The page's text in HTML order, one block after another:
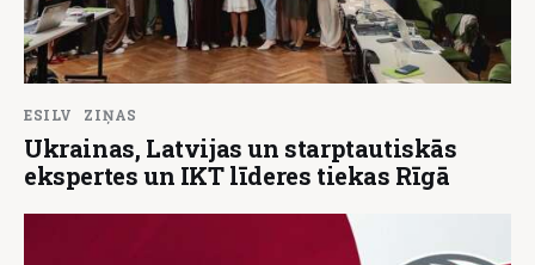
ESILV ZIŅAS
Ukrainas, Latvijas un starptautiskās
ekspertes un IKT līderes tiekas Rīgā